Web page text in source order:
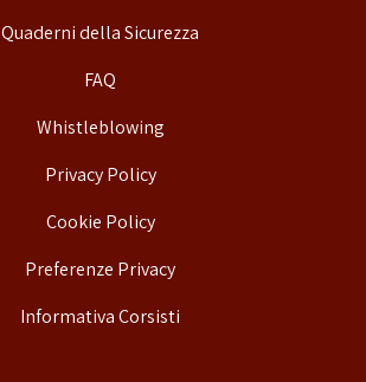
Quaderni della Sicurezza
FAQ
Whistleblowing
Privacy Policy
Cookie Policy
Preferenze Privacy
Informativa Corsisti